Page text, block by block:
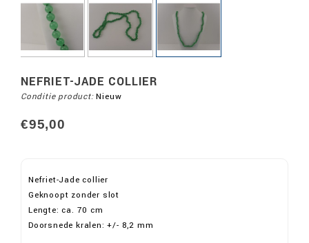
NEFRIET-JADE COLLIER
Conditie product: Nieuw
€95,00
Nefriet-Jade collier
Geknoopt zonder slot
Lengte: ca. 70 cm
Doorsnede kralen: +/- 8,2 mm